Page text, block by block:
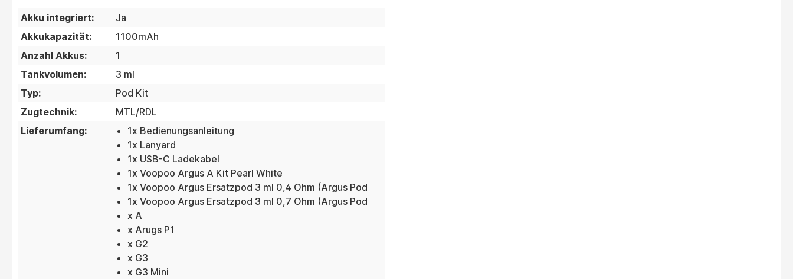
Akku integriert:
Ja
Akkukapazität:
1100mAh
Anzahl Akkus:
1
Tankvolumen:
3 ml
Typ:
Pod Kit
Zugtechnik:
MTL/RDL
Lieferumfang:
1x Bedienungsanleitung
1x Lanyard
1x USB-C Ladekabel
1x Voopoo Argus A Kit Pearl White
1x Voopoo Argus Ersatzpod 3 ml 0,4 Ohm (Argus Pod
1x Voopoo Argus Ersatzpod 3 ml 0,7 Ohm (Argus Pod
x A
x Arugs P1
x G2
x G3
x G3 Mini